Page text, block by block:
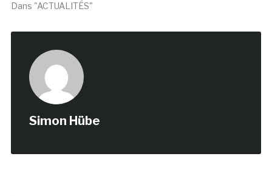
Dans "ACTUALITÉS"
Simon Hübe